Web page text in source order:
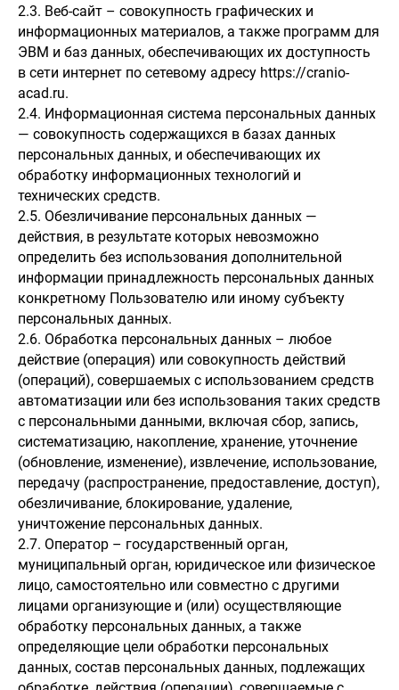
2.3. Веб-сайт – совокупность графических и
информационных материалов, а также программ для
ЭВМ и баз данных, обеспечивающих их доступность
в сети интернет по сетевому адресу https://cranio-
acad.ru.
2.4. Информационная система персональных данных
— совокупность содержащихся в базах данных
персональных данных, и обеспечивающих их
обработку информационных технологий и
технических средств.
2.5. Обезличивание персональных данных —
действия, в результате которых невозможно
определить без использования дополнительной
информации принадлежность персональных данных
конкретному Пользователю или иному субъекту
персональных данных.
2.6. Обработка персональных данных – любое
действие (операция) или совокупность действий
(операций), совершаемых с использованием средств
автоматизации или без использования таких средств
с персональными данными, включая сбор, запись,
систематизацию, накопление, хранение, уточнение
(обновление, изменение), извлечение, использование,
передачу (распространение, предоставление, доступ),
обезличивание, блокирование, удаление,
уничтожение персональных данных.
2.7. Оператор – государственный орган,
муниципальный орган, юридическое или физическое
лицо, самостоятельно или совместно с другими
лицами организующие и (или) осуществляющие
обработку персональных данных, а также
определяющие цели обработки персональных
данных, состав персональных данных, подлежащих